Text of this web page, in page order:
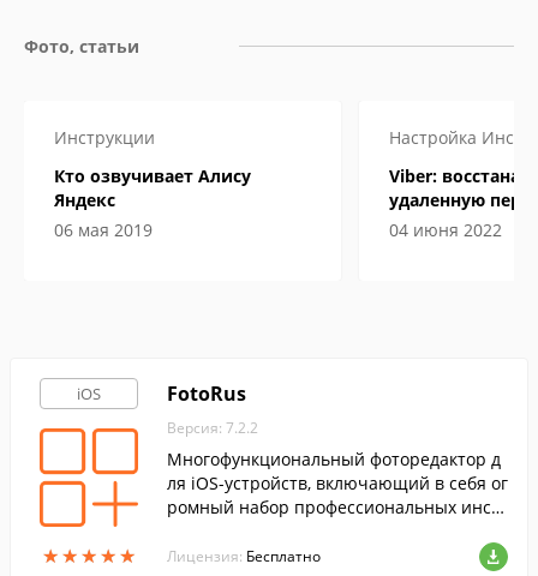
Фото, статьи
Инструкции
Кто озвучивает Алису
Яндекс
06 мая 2019
Настройка
Viber:
удаленную
04 июня 2022
iOS
★★★★★
★★★★★
FotoRus
Версия: 7.2.2
Многофункциональный фоторедактор д
ля iOS-устройств, включающий в себя ог
ромный набор профессиональных инст
торые помогут улучшить ваши снимки.
Лицензия: Бесплатно